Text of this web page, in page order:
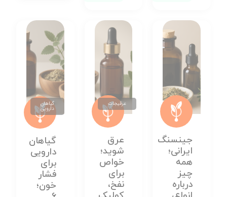
جینسنگ
ایرانی؛
همه
چیز
درباره
عرقیجات
عرق
شوید؛
خواص
برای
نفخ،
گیاهان
دارویی
گیاهان
دارویی
برای
فشار
خون؛